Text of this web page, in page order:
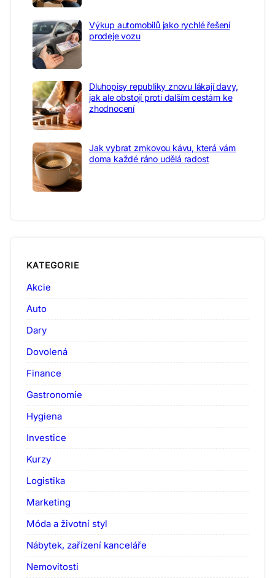
Výkup automobilů jako rychlé řešení
prodeje vozu
Dluhopisy republiky znovu lákají davy,
jak ale obstojí proti dalším cestám ke
zhodnocení
Jak vybrat zrnkovou kávu, která vám
doma každé ráno udělá radost
KATEGORIE
Akcie
Auto
Dary
Dovolená
Finance
Gastronomie
Hygiena
Investice
Kurzy
Logistika
Marketing
Móda a životní styl
Nábytek, zařízení kanceláře
Nemovitosti